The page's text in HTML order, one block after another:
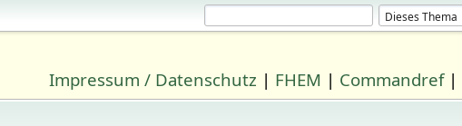
Impressum / Datenschutz | FHEM | Commandref|